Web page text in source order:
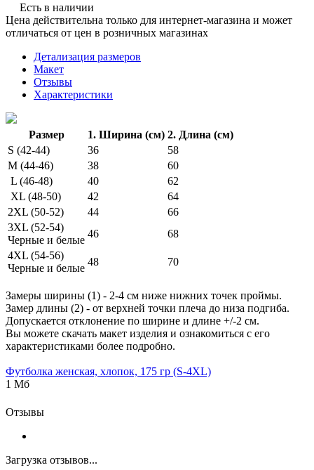
Есть в наличии
Цена действительна только для интернет-магазина и может
отличаться от цен в розничных магазинах
Детализация размеров
Макет
Отзывы
Характеристики
Размер 1. Ширина (см) 2. Длина (см)
S (42-44)
36
58
M (44-46)
38
60
L (46-48)
40
62
XL (48-50)
42
64
2XL (50-52)
44
66
3XL (52-54)
Черные и белые
46
68
4XL (54-56)
Черные и белые
48 70
Замеры ширины (1) - 2-4 см ниже нижних точек проймы.
Замер длины (2) - от верхней точки плеча до низа подгиба.
Допускается отклонение по ширине и длине +/-2 см.
Вы можете скачать макет изделия и ознакомиться с его
характеристиками более подробно.
Футболка женская, хлопок, 175 гр (S-4XL)
1 Мб
Отзывы
Загрузка отзывов...